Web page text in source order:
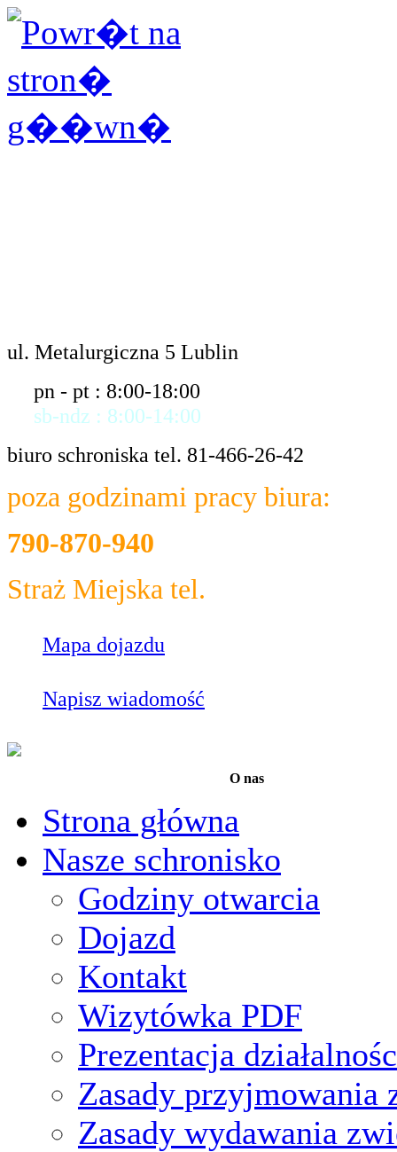
ul. Metalurgiczna 5 Lublin
pn - pt : 8:00-18:00
sb-ndz : 8:00-14:00
biuro schroniska tel. 81-466-26-42
poza godzinami pracy biura:
790-870-940
Straż Miejska tel.
Mapa dojazdu
Napisz wiadomość
O nas
Strona główna
Nasze schronisko
Godziny otwarcia
Dojazd
Kontakt
Wizytówka PDF
Prezentacja
Zasady przyjmowania
Zasady wydawania